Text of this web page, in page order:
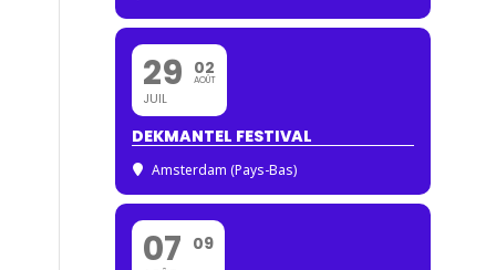
29
JUIL
02
AOÛT
DEKMANTEL FESTIVAL
Amsterdam (Pays-Bas)
07 09